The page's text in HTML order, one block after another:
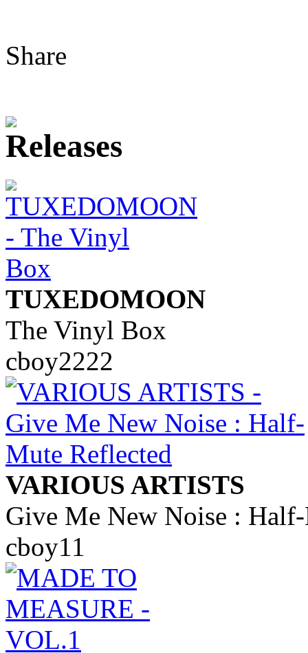
Share
TUXEDOMOON
The Vinyl Box
cboy2222
VARIOUS ARTISTS
Give Me New Noise :
cboy11